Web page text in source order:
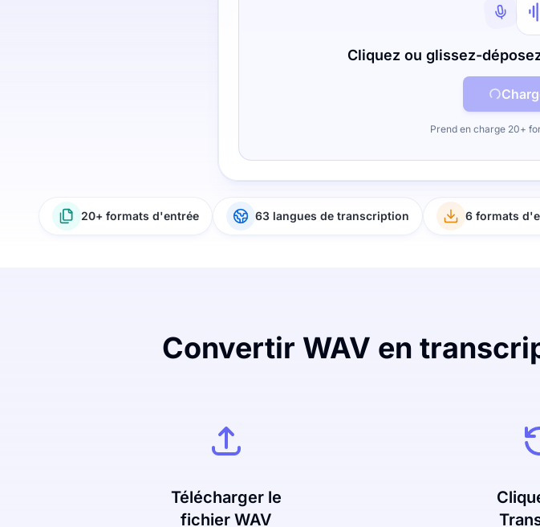
Cliquez ou glissez-
Prend en charge 20+
20+ formats d'entrée 63 langues de transcription 6 formats
Convertir WAV en
Télécharger le
fichier WAV